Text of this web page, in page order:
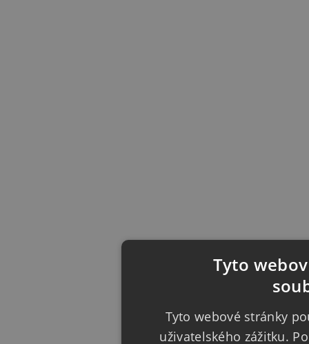
Tyto
Tyto webové stránky
uživatelského zážitku.